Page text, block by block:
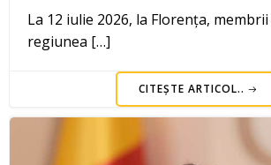
La 12 iulie 2026, la Florența, membrii
regiunea […]
CITEȘTE ARTICOL..